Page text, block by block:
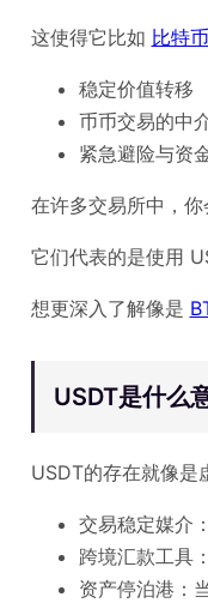
这使得它比如 比特
稳定价值转移
币币交易的中
紧急避险与资
在许多交易所中，
它们代表的是使用
想更深入了解像是
USDT是什么
USDT的存在就像是
交易稳定媒介
跨境汇款工具
资产停泊港：